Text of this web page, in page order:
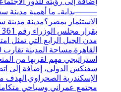
⸻بداية.. ما أهمية مدينة
الاستثمار بمصر؟مدينة
مدن الجيل الرابع التي تمثل
استراتيجي مهم لقربها من
سفنكس الدولي، إضافة إلى
الإسكندرية الصحراوي.الهدف
مجتمع عمراني وسياحي